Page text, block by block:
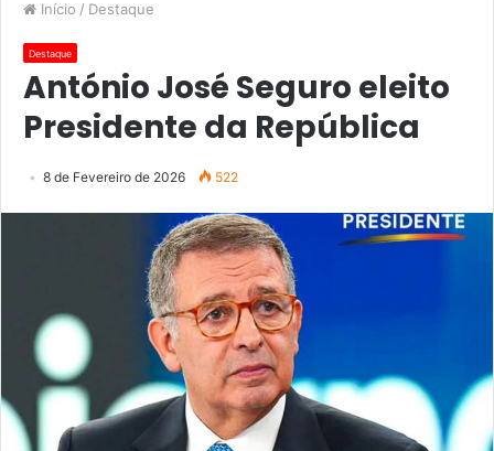
Início / Destaque
Destaque
António José Seguro eleito
Presidente da República
8 de Fevereiro de 2026 522